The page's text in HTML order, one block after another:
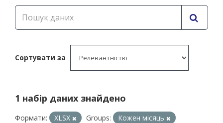
Сортувати за
1 набір даних знайдено
Формати: XLSX Groups:
Кожен місяць